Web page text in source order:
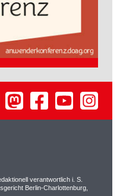
verantwortlich i. S.
Berlin-Charlottenburg,